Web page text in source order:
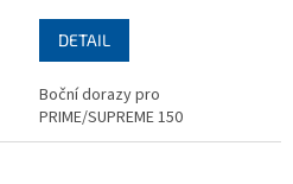
DETAIL
Boční dorazy pro
PRIME/SUPREME 150